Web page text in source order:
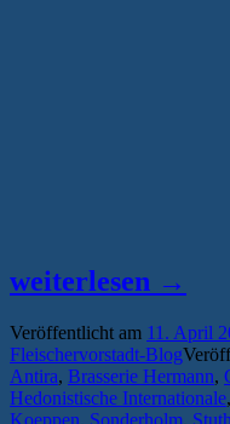
„Kurze
lange
Nächte
–
weiterlesen →
Veröffentlicht am 11. April
Fleischervorstadt-Blog
Antira, Brasserie Hermann,
Hedonistische Internationale,
Koeppen, Sonderholm,